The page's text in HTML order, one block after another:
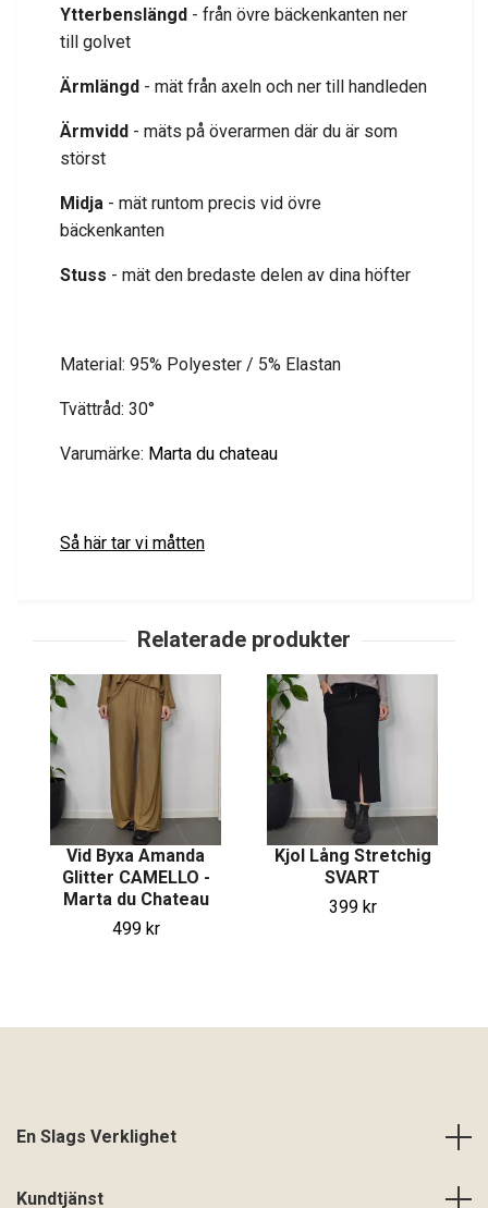
Ytterbenslängd - från övre bäckenkanten ner
till golvet
Ärmlängd - mät från axeln och ner till handleden
Ärmvidd - mäts på överarmen där du är som
störst
Midja - mät runtom precis vid övre
bäckenkanten
Stuss - mät den bredaste delen av dina höfter
Material: 95% Polyester / 5% Elastan
Tvättråd: 30°
Varumärke: Marta du chateau
Så här tar vi måtten
Vid Byxa Amanda
Glitter CAMELLO -
Marta du Chateau
499 kr
Kjol Lång Stretchig
SVART
399 kr
En Slags Verklighet
Kundtjänst